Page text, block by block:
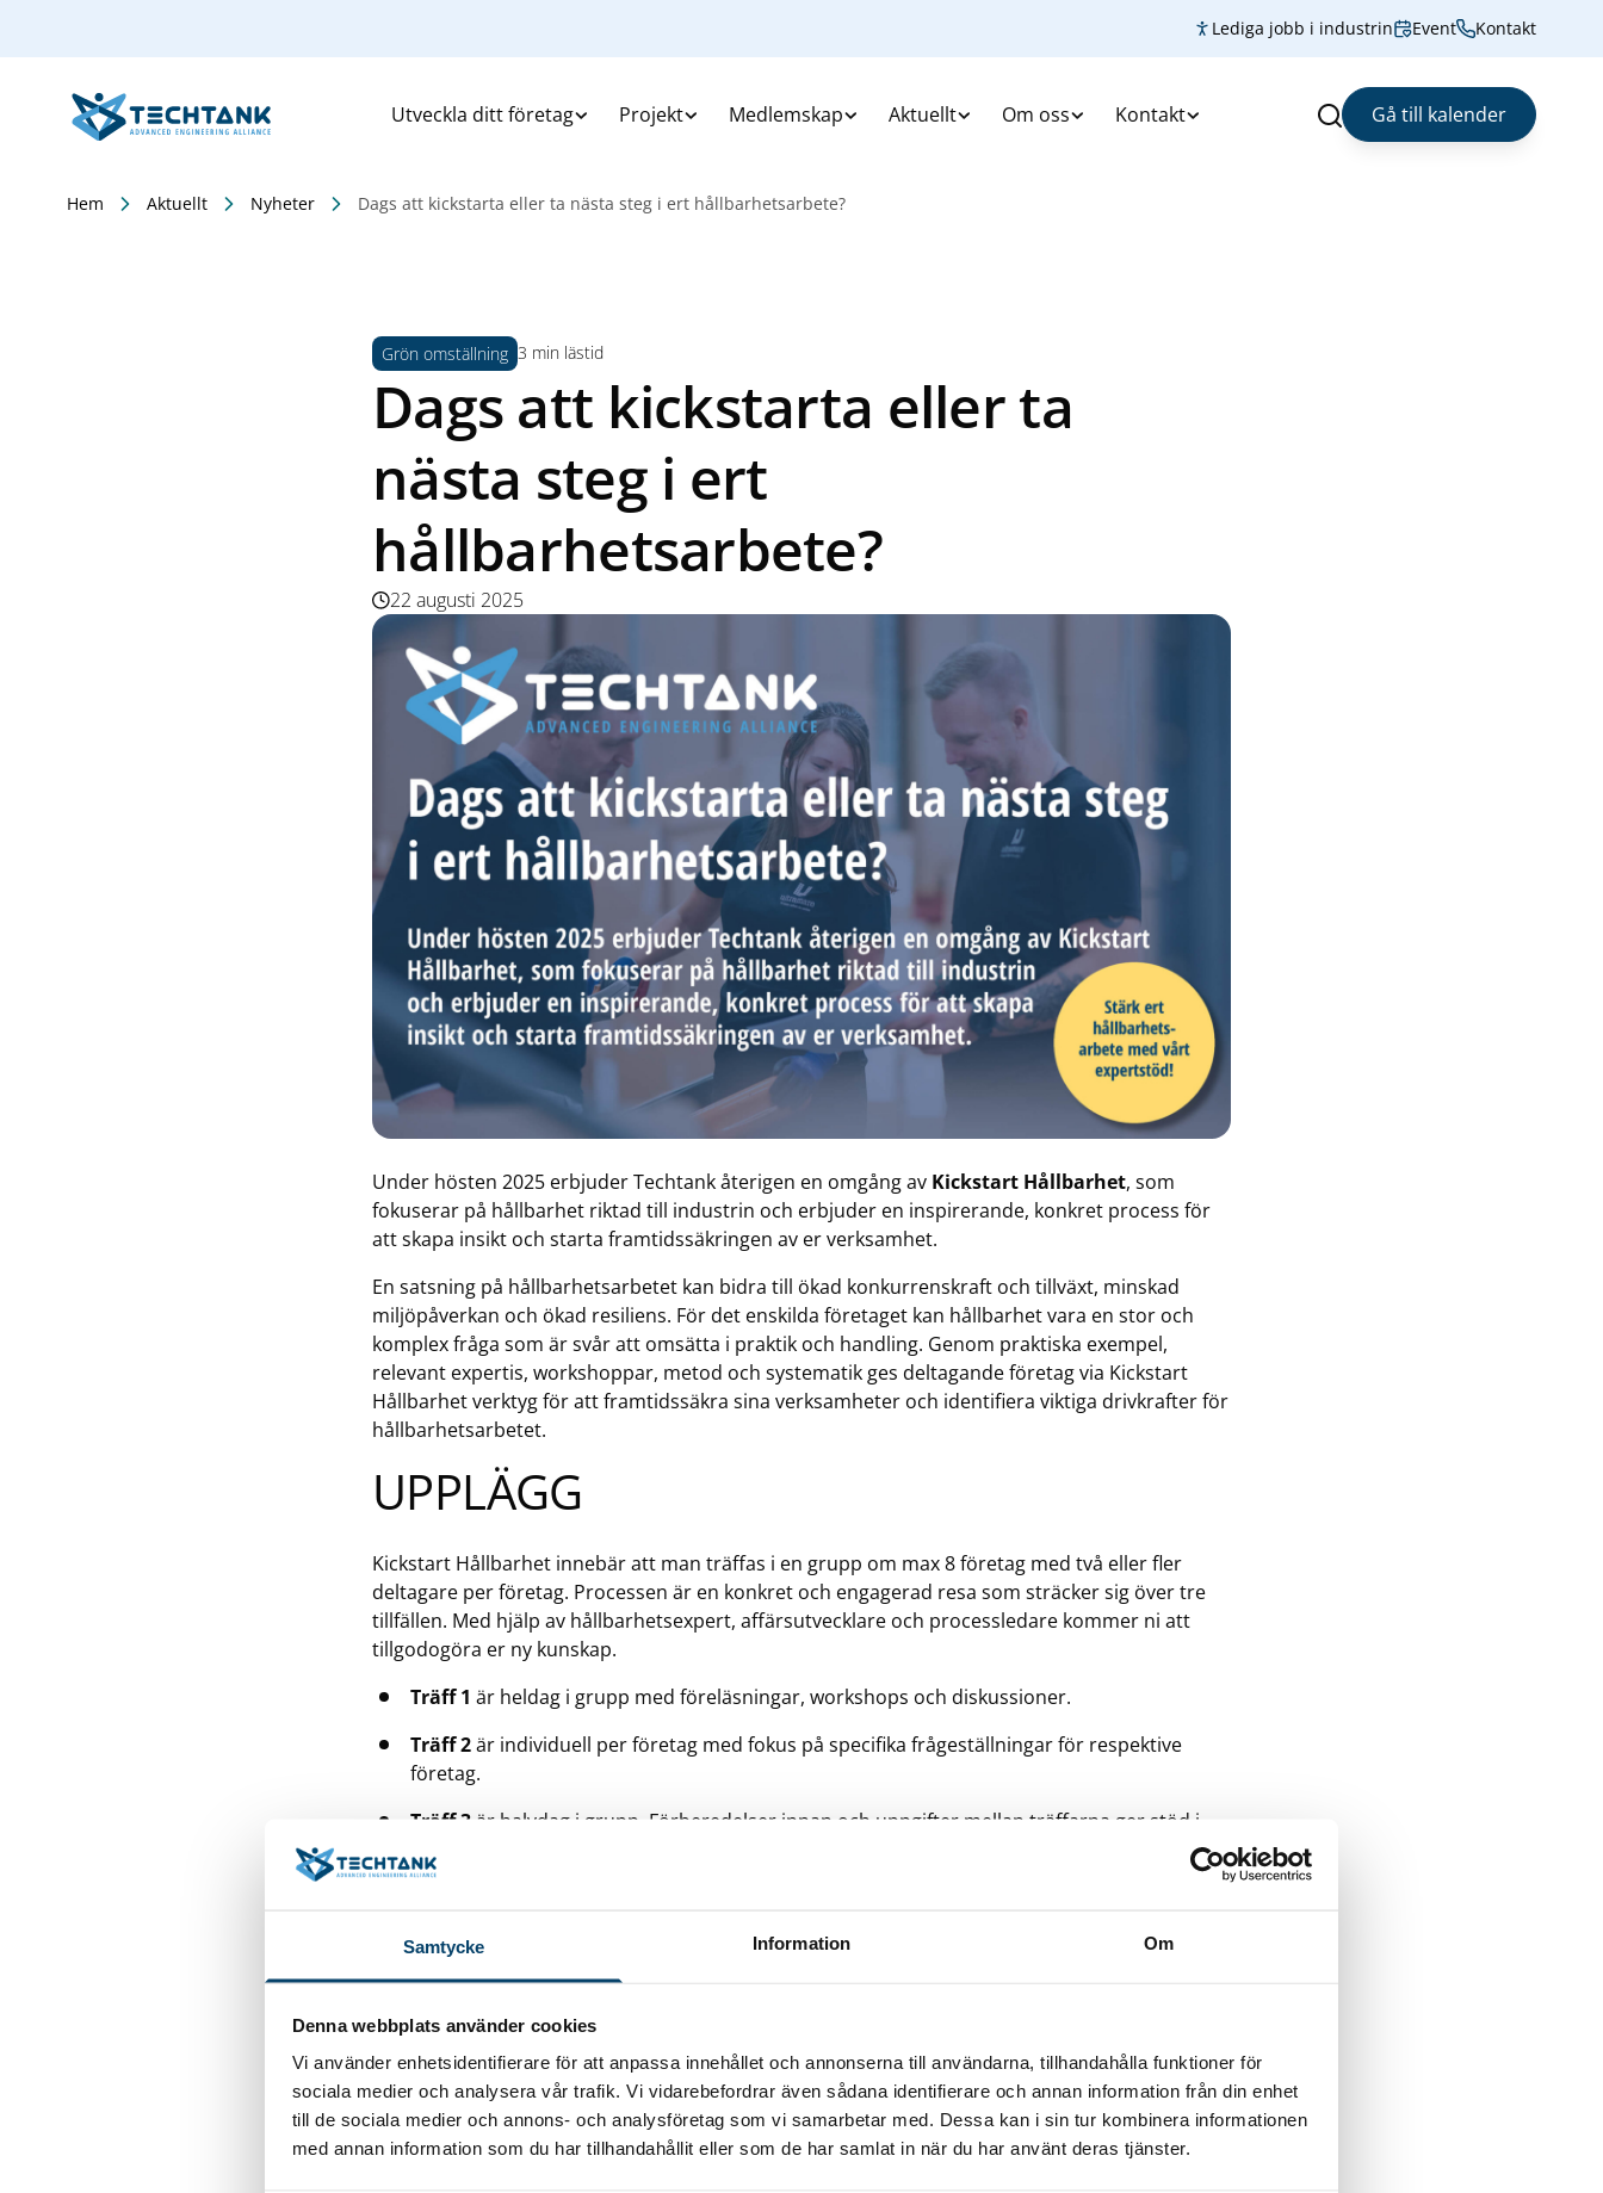
Samtycke Information Om
Denna webbplats använder cookies
Vi använder enhetsidentifierare för att anpassa innehållet och annonserna till användarna, tillhandahålla funktioner för
sociala medier och analysera vår trafik. Vi vidarebefordrar även sådana identifierare och annan information från din enhet
till de sociala medier och annons- och analysföretag som vi samarbetar med. Dessa kan i sin tur kombinera informationen
med annan information som du har tillhandahållit eller som de har samlat in när du har använt deras tjänster.
Lediga jobb i industrin Event Kontakt
Utveckla ditt företag Projekt Medlemskap Aktuellt Om oss Kontakt Sök Gå till kalender
Hem Aktuellt Nyheter Dags att kickstarta eller ta nästa steg i ert hållbarhetsarbete?
Grön omställning 3 min lästid
Dags att kickstarta eller ta
nästa steg i ert
hållbarhetsarbete?
22 augusti 2025
Under hösten 2025 erbjuder Techtank återigen en omgång av Kickstart Hållbarhet, som
fokuserar på hållbarhet riktad till industrin och erbjuder en inspirerande, konkret process för
att skapa insikt och starta framtidssäkringen av er verksamhet.
En satsning på hållbarhetsarbetet kan bidra till ökad konkurrenskraft och tillväxt, minskad
miljöpåverkan och ökad resiliens. För det enskilda företaget kan hållbarhet vara en stor och
komplex fråga som är svår att omsätta i praktik och handling. Genom praktiska exempel,
relevant expertis, workshoppar, metod och systematik ges deltagande företag via Kickstart
Hållbarhet verktyg för att framtidssäkra sina verksamheter och identifiera viktiga drivkrafter för
hållbarhetsarbetet.
UPPLÄGG
Kickstart Hållbarhet innebär att man träffas i en grupp om max 8 företag med två eller fler
deltagare per företag. Processen är en konkret och engagerad resa som sträcker sig över tre
tillfällen. Med hjälp av hållbarhetsexpert, affärsutvecklare och processledare kommer ni att
tillgodogöra er ny kunskap.
Träff 1 är heldag i grupp med föreläsningar, workshops och diskussioner.
Träff 2är individuell per företag med fokus på specifika frågeställningar för respektive
företag.
Träff 3 är halvdag i grupp. Förberedelser innan och uppgifter mellan träffarna ger stöd i
längre i hållbarhetsarbetet.
FÖR VEM
Små och medelstora industri- och teknikföretag samt industrinära tjänsteföretag i Blekinge
samt Techtanks medlemsföretag utanför Blekinge är välkomna att delta.
Insatsen vänder sig i första hand till företagsledningen samt medarbetare på företagen som